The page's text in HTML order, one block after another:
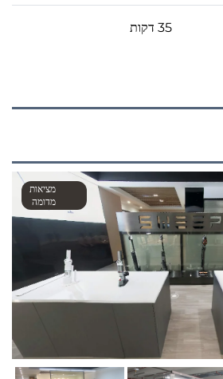
35 דקות
מציאות
מדומה